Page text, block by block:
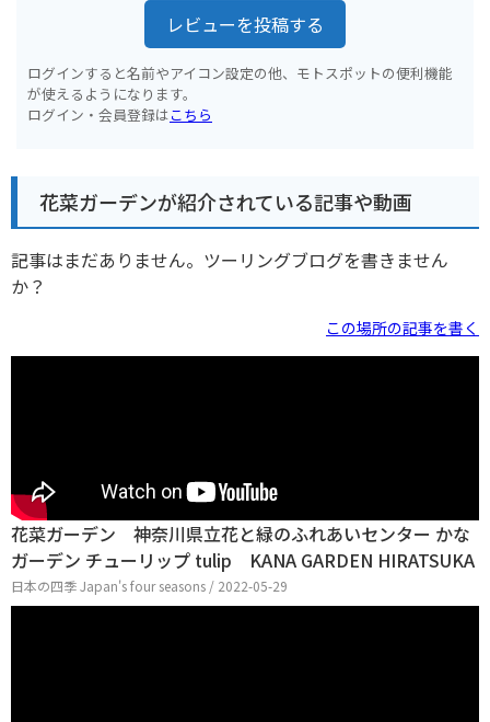
レビューを投稿する
ログインすると名前やアイコン設定の他、モトスポットの便利機能
が使えるようになります。
ログイン・会員登録はこちら
花菜ガーデンが紹介されている記事や動画
記事はまだありません。ツーリングブログを書きません
か？
この場所の記事を書く
花菜ガーデン 神奈川県立花と緑のふれあいセンター かな
ガーデン チューリップ tulip KANA GARDEN HIRATSUKA
日本の四季 Japan's four seasons / 2022-05-29